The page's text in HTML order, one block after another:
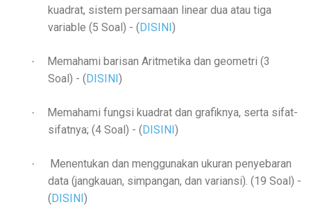
kuadrat, sistem persamaan linear dua atau tiga
variable (5 Soal) - (DISINI)
·
Memahami barisan Aritmetika dan geometri (3
Soal) - (DISINI)
·
Memahami fungsi kuadrat dan grafiknya, serta sifat-
sifatnya; (4 Soal) - (DISINI)
·
Menentukan dan menggunakan ukuran penyebaran
data (jangkauan, simpangan, dan variansi). (19 Soal) -
(DISINI)